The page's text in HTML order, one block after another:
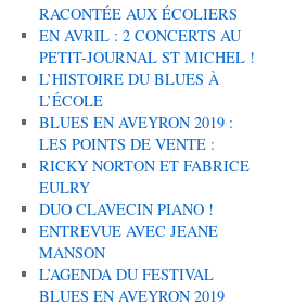
RACONTÉE AUX ÉCOLIERS
EN AVRIL : 2 CONCERTS AU
PETIT-JOURNAL ST MICHEL !
L’HISTOIRE DU BLUES À
L’ÉCOLE
BLUES EN AVEYRON 2019 :
LES POINTS DE VENTE :
RICKY NORTON ET FABRICE
EULRY
DUO CLAVECIN PIANO !
ENTREVUE AVEC JEANE
MANSON
L’AGENDA DU FESTIVAL
BLUES EN AVEYRON 2019